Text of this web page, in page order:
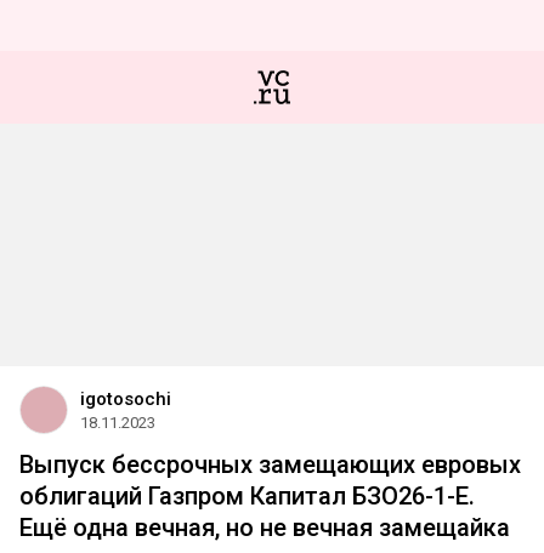
igotosochi
18.11.2023
Выпуск бессрочных замещающих евровых
облигаций Газпром Капитал БЗО26-1-Е.
Ещё одна вечная, но не вечная замещайка